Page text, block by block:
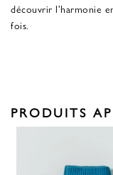
découvrir l'harmonie
fois.
PRODUITS